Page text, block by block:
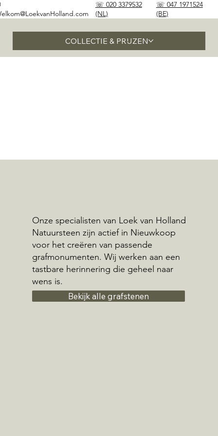
COLLECTIE & PRIJZEN
☏ 020 3379532
(NL)
☏ 047 1971524
(BE)
Onze specialisten van Loek van Holland
Natuursteen zijn actief in Nieuwkoop
voor het creëren van passende
grafmonumenten. Wij werken aan een
tastbare herinnering die geheel naar
wens is.
Bekijk alle grafstenen